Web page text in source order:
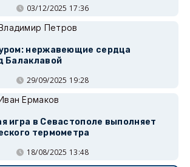
03/12/2025 17:36
Петров
нержавеющие сердца
Балаклавой
29/09/2025 19:28
Ермаков
игра в Севастополе выполняет
термометра
18/08/2025 13:48